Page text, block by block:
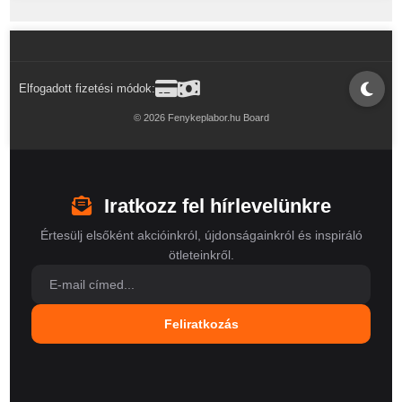
Elfogadott fizetési módok:
© 2026 Fenykeplabor.hu Board
Iratkozz fel hírlevelünkre
Értesülj elsőként akcióinkról, újdonságainkról és inspiráló
ötleteinkről.
Feliratkozás